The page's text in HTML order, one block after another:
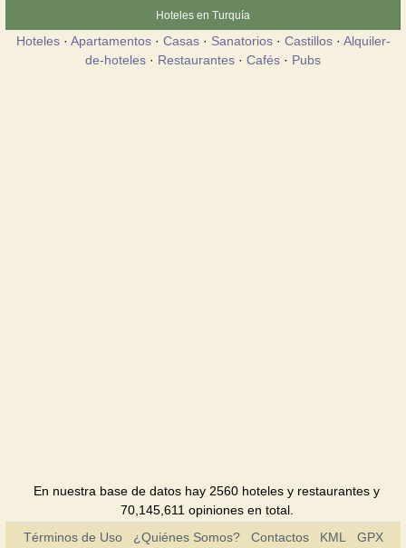
Hotel
Guest
Hoteles en Turquía
Hoteles· Apartamentos· Casas· Sanatorios· Castillos· Alquiler-
de-hoteles · Restaurantes · Cafés · Pubs
En nuestra base de datos hay 2560 hoteles y restaurantes y
70,145,611 opiniones en total.
Términos de Uso
¿Quiénes Somos? Contactos KML GPX